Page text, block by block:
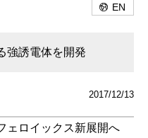
EN
強誘電体を開発
2017/12/13
ェロイックス新展開へ